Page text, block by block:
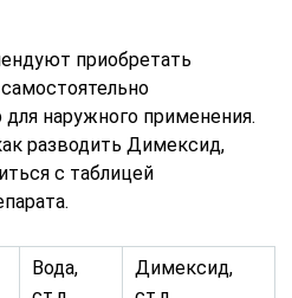
приобретать
наружного применения.
разводить Димексид,
с таблицей
Вода,
Димексид,